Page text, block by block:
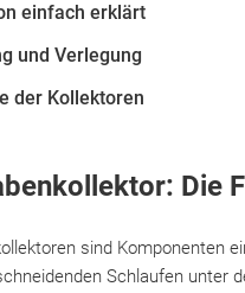
einfach erklärt
und Verlegung
der Kollektoren
Die
sind Komponenten
Schlaufen unter